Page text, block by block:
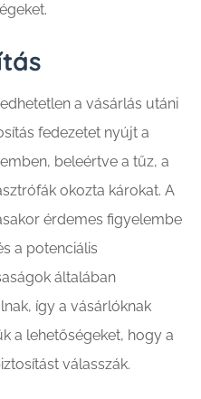
a vásárlás utáni
fedezetet nyújt a
beleértve a tűz, a
okozta károkat. A
érdemes figyelembe
a potenciális
általában
így a vásárlóknak
a lehetőségeket, hogy a
válasszák.